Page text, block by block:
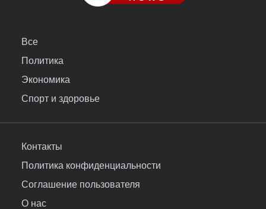
Все
Политика
Экономика
Спорт и здоровье
Контакты
Политика конфиденциальности
Соглашение пользователя
О нас